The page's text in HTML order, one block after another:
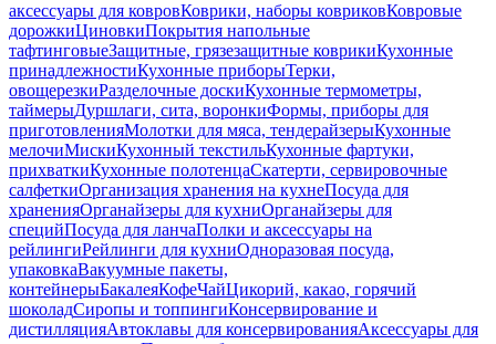
аксессуары для ковровКоврики, наборы ковриковКовровые
дорожкиЦиновкиПокрытия напольные
тафтинговыеЗащитные, грязезащитные коврикиКухонные
принадлежностиКухонные приборыТерки,
овощерезкиРазделочные доскиКухонные термометры,
таймерыДуршлаги, сита, воронкиФормы, приборы для
приготовленияМолотки для мяса, тендерайзерыКухонные
мелочиМискиКухонный текстильКухонные фартуки,
прихваткиКухонные полотенцаСкатерти, сервировочные
салфеткиОрганизация хранения на кухнеПосуда для
храненияОрганайзеры для кухниОрганайзеры для
специйПосуда для ланчаПолки и аксессуары на
рейлингиРейлинги для кухниОдноразовая посуда,
упаковкаВакуумные пакеты,
контейнерыБакалеяКофеЧайЦикорий, какао, горячий
шоколадСиропы и топпингиКонсервирование и
дистилляцияАвтоклавы для консервированияАксессуары для